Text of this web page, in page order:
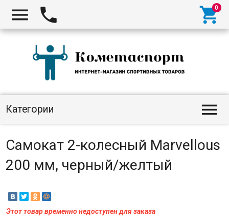
  
Категории 
Самокат 2-колесный Marvellous
200 мм, черный/желтый
Этот товар временно недоступен для заказа